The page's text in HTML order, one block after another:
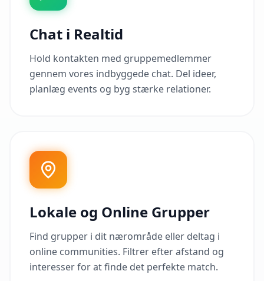
Chat i Realtid
Hold kontakten med gruppemedlemmer
gennem vores indbyggede chat. Del ideer,
planlæg events og byg stærke relationer.
Lokale og Online Grupper
Find grupper i dit nærområde eller deltag i
online communities. Filtrer efter afstand og
interesser for at finde det perfekte match.